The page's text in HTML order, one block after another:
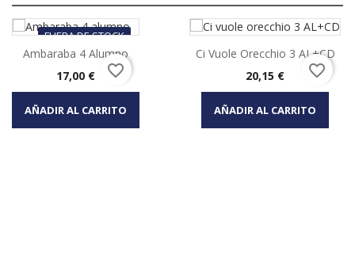
FUERA DE STOCK
Ambaraba 4 Alumno
Precio
17,00 €
AÑADIR AL CARRITO
favorite_border
Ci Vuole Orecchio 3 AL+CD
Precio
20,15 €
AÑADIR AL CARRITO
favorite_border